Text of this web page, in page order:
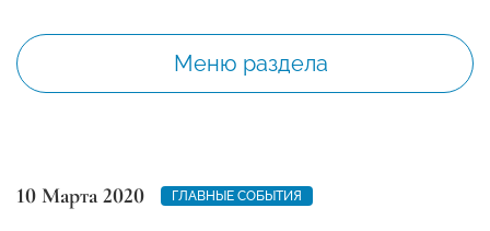
Меню раздела
10 Марта 2020 ГЛАВНЫЕ СОБЫТИЯ